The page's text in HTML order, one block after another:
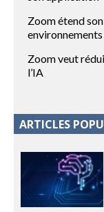
Zoom étend
Zoom veut
l’IA
ARTICLES